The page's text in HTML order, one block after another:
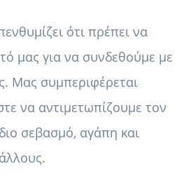
ότι πρέπει να
μας για να συνδεθούμε με
Μας συμπεριφέρεται
να αντιμετωπίζουμε τον
σεβασμό, αγάπη και